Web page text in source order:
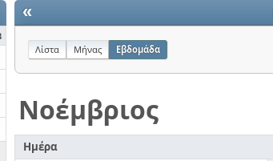
«
Λίστα Μήνας Εβδομάδα
Νοέμβριος
Ημέρα